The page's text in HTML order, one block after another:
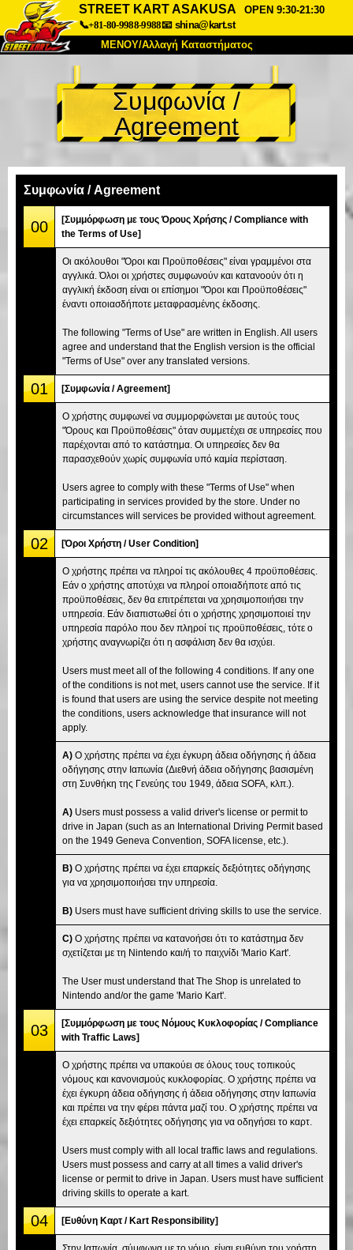
STREET KART ASAKUSA
OPEN 9:30-21:30
📞+81-80-9988-9988📧 shina@kart.st
ΜΕΝΟΥ/Αλλαγή Καταστήματος
Σχετικά Προδιαγραφές Τιμές
Πρόσβαση Αναφορές Συχνές Ερωτήσεις
Αλλαγή Καταστήματος
Τόκιο Σινάγαουα #1
Τόκιο Ακίχαμπαρα #2
Τόκιο Σιμπούγια Annex Τόκιο Κόλπος
Τόκιο Ασακούσα Οσάκα
Συμφωνία /
Agreement
Συμφωνία / Agreement
00
[Συμμόρφωση με τους Όρους Χρήσης / Compliance with
the Terms of Use]
Οι ακόλουθοι "Όροι και Προϋποθέσεις" είναι γραμμένοι στα
αγγλικά. Όλοι οι χρήστες συμφωνούν και κατανοούν ότι η
αγγλική έκδοση είναι οι επίσημοι "Όροι και Προϋποθέσεις"
έναντι οποιασδήποτε μεταφρασμένης έκδοσης.
The following "Terms of Use" are written in English. All users
agree and understand that the English version is the official
"Terms of Use" over any translated versions.
01 [Συμφωνία / Agreement]
Ο χρήστης συμφωνεί να συμμορφώνεται με αυτούς τους
"Όρους και Προϋποθέσεις" όταν συμμετέχει σε υπηρεσίες που
παρέχονται από το κατάστημα. Οι υπηρεσίες δεν θα
παρασχεθούν χωρίς συμφωνία υπό καμία περίσταση.
Users agree to comply with these "Terms of Use" when
participating in services provided by the store. Under no
circumstances will services be provided without agreement.
02 [Όροι Χρήστη / User Condition]
Ο χρήστης πρέπει να πληροί τις ακόλουθες 4 προϋποθέσεις.
Εάν ο χρήστης αποτύχει να πληροί οποιαδήποτε από τις
προϋποθέσεις, δεν θα επιτρέπεται να χρησιμοποιήσει την
υπηρεσία. Εάν διαπιστωθεί ότι ο χρήστης χρησιμοποιεί την
υπηρεσία παρόλο που δεν πληροί τις προϋποθέσεις, τότε ο
χρήστης αναγνωρίζει ότι η ασφάλιση δεν θα ισχύει.
Users must meet all of the following 4 conditions. If any one
of the conditions is not met, users cannot use the service. If it
is found that users are using the service despite not meeting
the conditions, users acknowledge that insurance will not
apply.
A) Ο χρήστης πρέπει να έχει έγκυρη άδεια οδήγησης ή άδεια
οδήγησης στην Ιαπωνία (Διεθνή άδεια οδήγησης βασισμένη
στη Συνθήκη της Γενεύης του 1949, άδεια SOFA, κλπ.).
A) Users must possess a valid driver's license or permit to
drive in Japan (such as an International Driving Permit based
on the 1949 Geneva Convention, SOFA license, etc.).
B) Ο χρήστης πρέπει να έχει επαρκείς δεξιότητες οδήγησης
για να χρησιμοποιήσει την υπηρεσία.
B) Users must have sufficient driving skills to use the service.
C) Ο χρήστης πρέπει να κατανοήσει ότι το κατάστημα δεν
σχετίζεται με τη Nintendo και/ή το παιχνίδι 'Mario Kart'.
The User must understand that The Shop is unrelated to
Nintendo and/or the game 'Mario Kart'.
03
[Συμμόρφωση με τους Νόμους Κυκλοφορίας / Compliance
with Traffic Laws]
Ο χρήστης πρέπει να υπακούει σε όλους τους τοπικούς
νόμους και κανονισμούς κυκλοφορίας. Ο χρήστης πρέπει να
έχει έγκυρη άδεια οδήγησης ή άδεια οδήγησης στην Ιαπωνία
και πρέπει να την φέρει πάντα μαζί του. Ο χρήστης πρέπει να
έχει επαρκείς δεξιότητες οδήγησης για να οδηγήσει το καρτ.
Users must comply with all local traffic laws and regulations.
Users must possess and carry at all times a valid driver's
license or permit to drive in Japan. Users must have sufficient
driving skills to operate a kart.
04 [Ευθύνη Καρτ / Kart Responsibility]